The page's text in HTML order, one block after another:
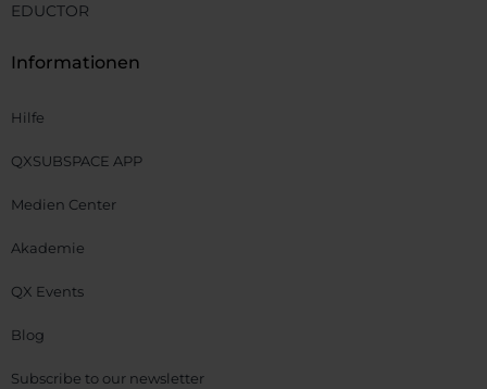
EDUCTOR
Informationen
Hilfe
QXSUBSPACE APP
Medien Center
Akademie
QX Events
Blog
Subscribe to our newsletter